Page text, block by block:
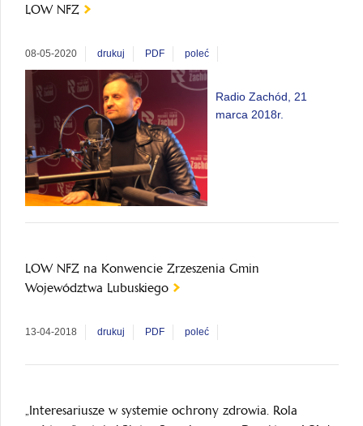
LOW NFZ
08-05-2020 drukuj PDF poleć
Radio Zachód, 21
marca 2018r.
LOW NFZ na Konwencie Zrzeszenia Gmin
Województwa Lubuskiego
13-04-2018 drukuj PDF poleć
„Interesariusze w systemie ochrony zdrowia. Rola